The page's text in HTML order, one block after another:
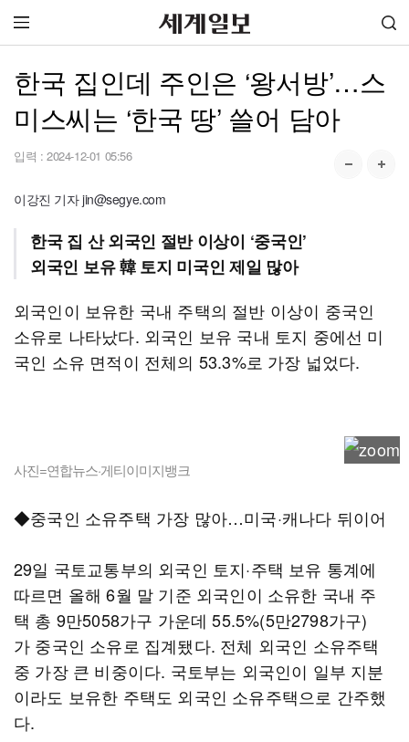
한국 집인데 주인은 ‘왕서방’…스
미스씨는 ‘한국 땅’ 쓸어 담아
입력 : 2024-12-01 05:56
이강진 기자 jin@segye.com
한국 집 산 외국인 절반 이상이 ‘중국인’
외국인 보유 韓 토지 미국인 제일 많아
외국인이 보유한 국내 주택의 절반 이상이 중국인
소유로 나타났다. 외국인 보유 국내 토지 중에선 미
국인 소유 면적이 전체의 53.3%로 가장 넓었다.
사진=연합뉴스·게티이미지뱅크
◆중국인 소유주택 가장 많아…미국·캐나다 뒤이어
29일 국토교통부의 외국인 토지·주택 보유 통계에
따르면 올해 6월 말 기준 외국인이 소유한 국내 주
택 총 9만5058가구 가운데 55.5%(5만2798가구)
가 중국인 소유로 집계됐다. 전체 외국인 소유주택
중 가장 큰 비중이다. 국토부는 외국인이 일부 지분
이라도 보유한 주택도 외국인 소유주택으로 간주했
다.